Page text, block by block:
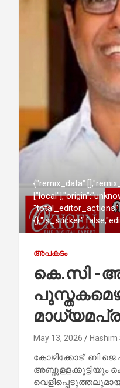
അപകടം
കെ.സി -
May 13, 2026
കോഴിക്കോട്: